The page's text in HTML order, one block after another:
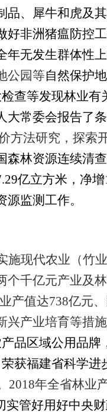
品、犀牛和虎及
好非洲猪瘟防控工
年无发生群体性
公园等自然保护
查等发现林业有
大常委会报告了
方法研究，探索
森林资源连续清
亿立方米，净增
监测工作。
施现代农业（竹
个千亿元产业及
产值达738亿元
兴产业培育等措
品区域公用品牌
获福建省科学进
2018年全省林业
实管好用好中央